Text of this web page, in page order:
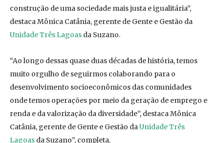
construção de uma sociedade mais justa e igualitária”,
destaca Mônica Catânia, gerente de Gente e Gestão da
Unidade Três Lagoas da Suzano.
“Ao longo dessas quase duas décadas de história, temos
muito orgulho de seguirmos colaborando para o
desenvolvimento socioeconômicos das comunidades
onde temos operações por meio da geração de emprego e
renda e da valorização da diversidade”, destaca Mônica
Catânia, gerente de Gente e Gestão daUnidade Três
Lagoas da Suzano”, completa.